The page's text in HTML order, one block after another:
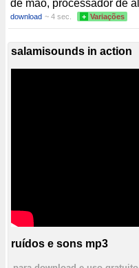
de mão, processador de
download ~ 4 sec. + Variações
salamisounds in action
ruídos e sons mp3